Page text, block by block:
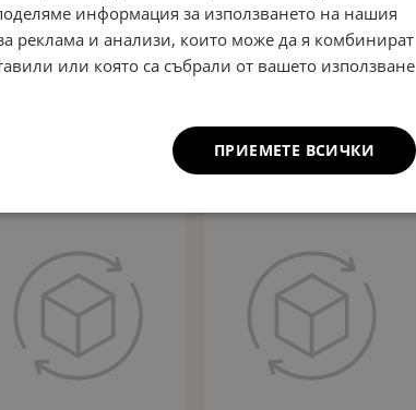
за Vw Passat B6 / B7
2014) sedan - 4бр. предни и
- черни, марка Streetech
Ветробрани за Vw Polo (2009-
2017) 3 врати - 2бр. предни -
черни, марка Streetech
информация за използването на нашия
реклама и анализи, които може да я комбинират
или която са събрали от вашето използване
ПРИЕМЕТЕ ВСИЧКИ